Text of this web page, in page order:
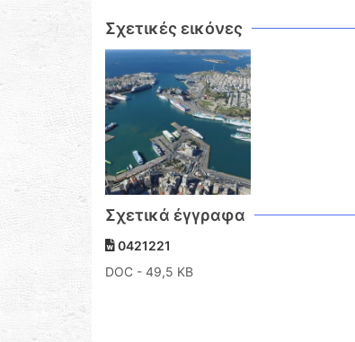
Σχετικές εικόνες
Σχετικά έγγραφα
0421221
DOC - 49,5 KB